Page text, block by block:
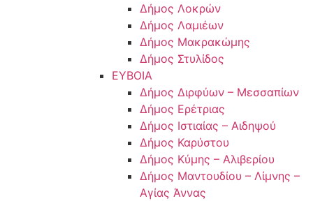
Δήμος Λοκρών
Δήμος Λαμιέων
Δήμος Μακρακώμης
Δήμος Στυλίδος
ΕΥΒΟΙΑ
Δήμος Διρφύων – Μεσσαπίων
Δήμος Ερέτριας
Δήμος Ιστιαίας – Αιδηψού
Δήμος Καρύστου
Δήμος Κύμης – Αλιβερίου
Δήμος Μαντουδίου – Λίμνης –
Αγίας Άννας